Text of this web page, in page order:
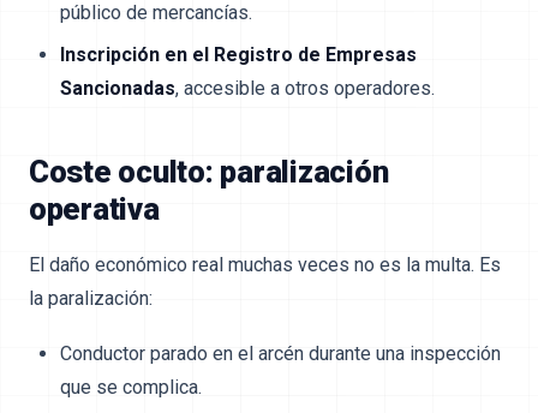
público de mercancías.
Inscripción en el Registro de Empresas
Sancionadas, accesible a otros operadores.
Coste oculto: paralización
operativa
El daño económico real muchas veces no es la multa. Es
la paralización:
Conductor parado en el arcén durante una inspección
que se complica.